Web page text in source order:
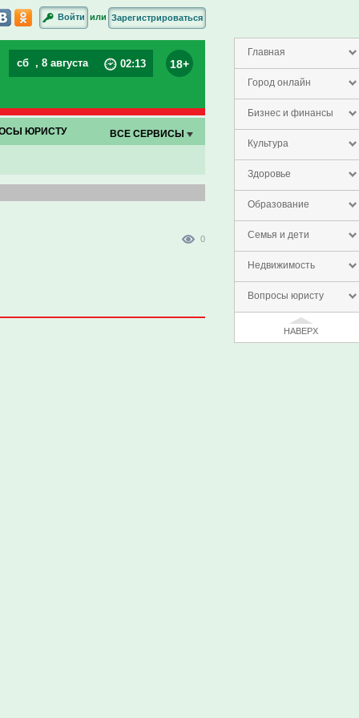
Главная
Город онлайн
Бизнес и финансы
Культура
Здоровье
Образование
Семья и дети
Недвижимость
Вопросы юристу
НАВЕРХ
Войти или Зарегистрироваться
сб , 8 августа 02:13 18+
ЮРИСТУ ВСЕ СЕРВИСЫ
0